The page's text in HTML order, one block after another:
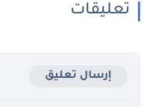
تعليقات
إرسال تعليق